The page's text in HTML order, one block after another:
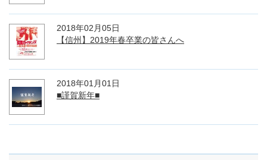
2018年02月05日
【信州】2019年春卒業の皆さんへ
2018年01月01日
■謹賀新年■